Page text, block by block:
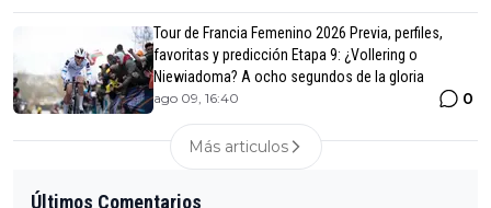
Tour de Francia Femenino 2026 Previa, perfiles,
favoritas y predicción Etapa 9: ¿Vollering o
Niewiadoma? A ocho segundos de la gloria
ago 09, 16:40 0
Más articulos
Últimos Comentarios